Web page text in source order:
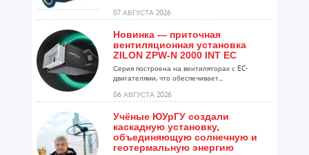
07 АВГУСТА 2026
Новинка — приточная
вентиляционная установка
ZILON ZPW-N 2000 INT EC
Серия построена на вентиляторах с EC-
двигателями, что обеспечивает...
06 АВГУСТА 2026
Учёные ЮУрГУ создали
каскадную установку,
объединяющую солнечную и
геотермальную энергию